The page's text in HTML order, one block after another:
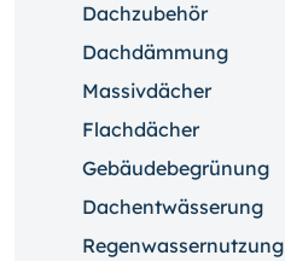
Dachzubehör
Dachdämmung
Massivdächer
Flachdächer
Gebäudebegrünung
Dachentwässerung
Regenwassernutzung